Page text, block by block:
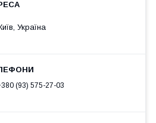
Україна
(93) 575-27-03